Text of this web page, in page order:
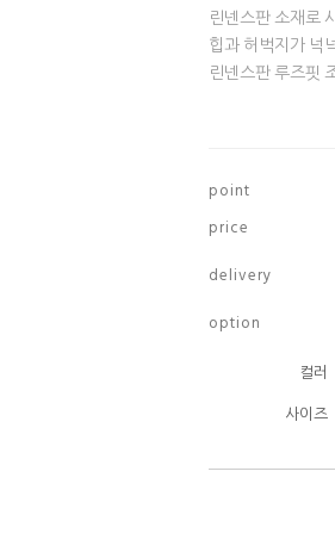
린넨스판 소재로
힙과 허벅지가 넉
린넨스판 루즈핏
p o i n t
p r i c e
d e l i v e r y
o p t i o n
컬러
사이즈